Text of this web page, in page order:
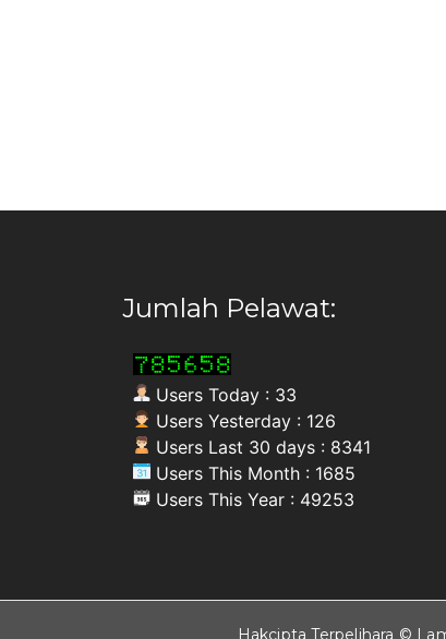
Jumlah Pelawat:
Users Today : 33
Users Yesterday : 126
Users Last 30 days : 8341
Users This Month : 1685
Users This Year : 49253